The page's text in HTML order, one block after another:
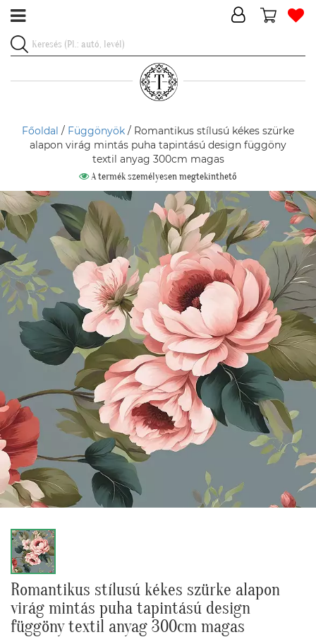
Főoldal / Függönyök / Romantikus stílusú kékes szürke
alapon virág mintás puha tapintású design függöny
textil anyag 300cm magas
A termék személyesen megtekinthető
Romantikus stílusú kékes szürke alapon
virág mintás puha tapintású design
függöny textil anyag 300cm magas